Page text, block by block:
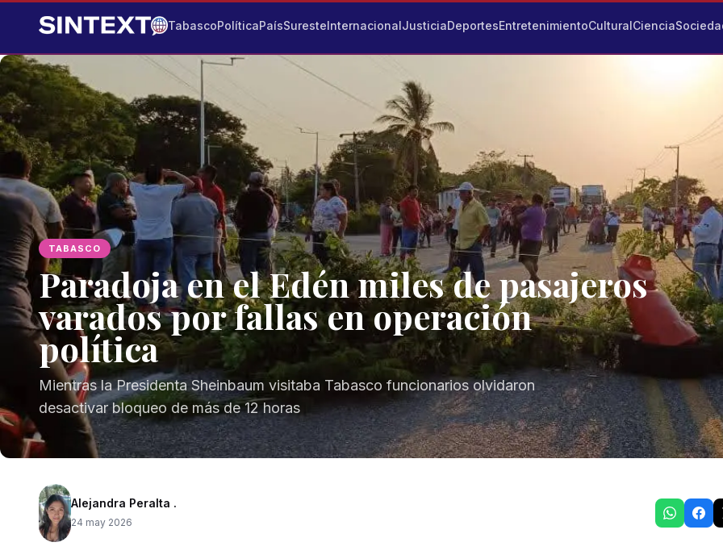
TabascoPolíticaPaísSuresteInternacionalJusticiaDeportesEntretenimientoCulturalCiencia
TABASCO
Paradoja en el Edén miles de pasajeros
varados por fallas en operación
política
Mientras la Presidenta Sheinbaum visitaba Tabasco funcionarios olvidaron
desactivar bloqueo de más de 12 horas
Alejandra Peralta .
24 may 2026